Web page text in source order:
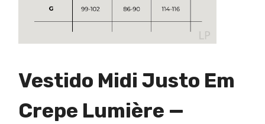
Vestido Midi Justo Em
Crepe Lumière —